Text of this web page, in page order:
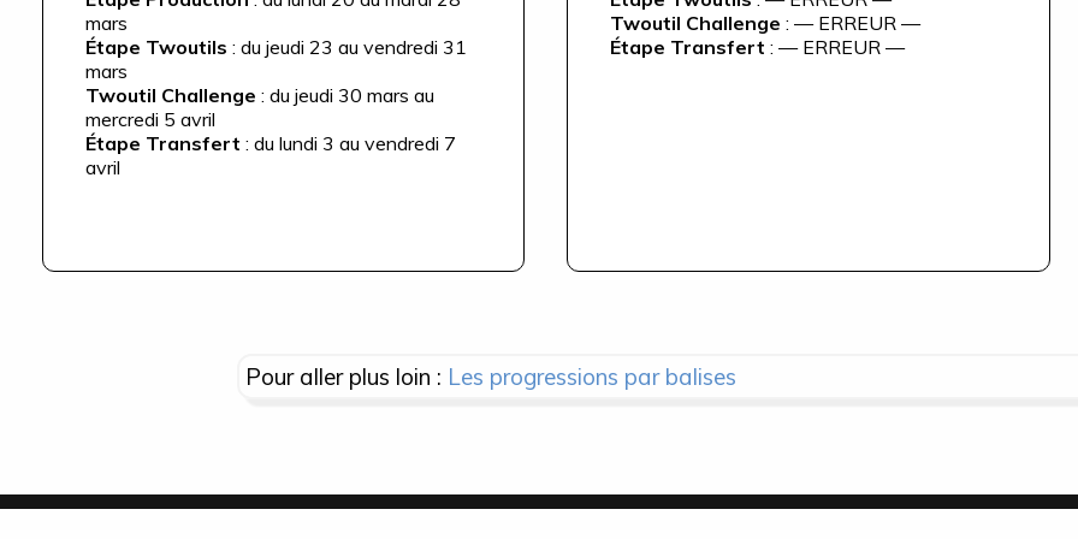
mars
Étape Twoutils : du jeudi 23 au vendredi 31
mars
Twoutil Challenge : du jeudi 30 mars au
mercredi 5 avril
Étape Transfert : du lundi 3 au vendredi 7
avril
Twoutil Challenge : — ERREUR —
Étape Transfert : — ERREUR —
Pour aller plus loin : Les progressions par balises